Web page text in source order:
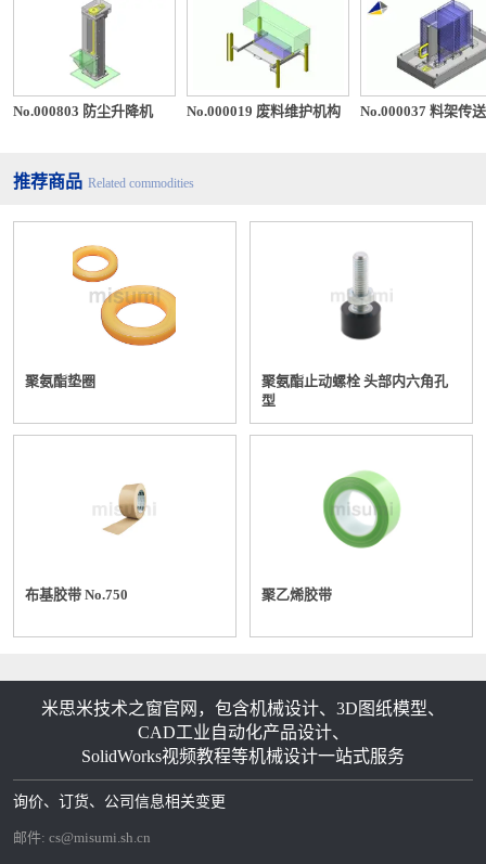
No.000803 防尘升降机 No.000019 废料维护机构 No.000037 料架传
推荐商品 Related commodities
聚氨酯垫圈
聚氨酯止动螺栓 头部内六角孔
型
布基胶带 No.750 聚乙烯胶带
米思米技术之窗官网，包含机械设计、3D图纸模型、
CAD工业自动化产品设计、
SolidWorks视频教程等机械设计一站式服务
询价、订货、公司信息相关变更
邮件: cs@misumi.sh.cn